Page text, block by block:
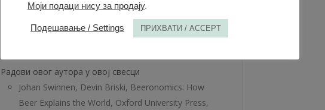
1. ОКТ. 2019.
Анали 2019 | Вол 67 | 1
Радови овог аутора у овој свесци
Johan Swinnen, Devin Briski, Beeronomics: How
Beer Explains the World, Oxford University Press,
Моји подаци нису за продају.
Подешавање / Settings ПРИХВАТИ / ACCEPT